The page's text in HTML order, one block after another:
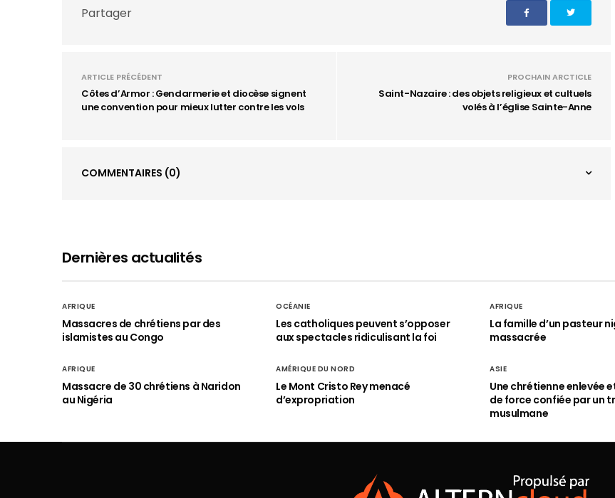
Partager
ARTICLE PRÉCÉDENT
Côtes d’Armor : Gendarmerie et diocèse signent
une convention pour mieux lutter contre les vols
PROCHAIN ARCTICLE
Saint-Nazaire : des objets religieux et cultuels
volés à l’église Sainte-Anne
COMMENTAIRES (0)
Dernières actualités
AFRIQUE
Massacres de chrétiens par des
islamistes au Congo
OCÉANIE
Les catholiques peuvent s’opposer
aux spectacles ridiculisant la foi
AFRIQUE
La famille d’un pasteur
massacrée
AFRIQUE
Massacre de 30 chrétiens à Naridon
au Nigéria
AMÉRIQUE DU NORD
Le Mont Cristo Rey menacé
d’expropriation
ASIE
Une chrétienne enlevée
de force confiée par un
musulmane